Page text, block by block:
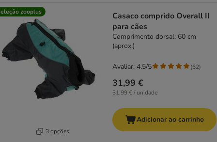
zooplus
3 opções
Casaco comprido Overall II
para cães
Comprimento dorsal: 60 cm
(aprox.)
31,99 €
31,99 € / unidade
Avaliar: 4.5/5 (62)
Adicionar ao carrinho